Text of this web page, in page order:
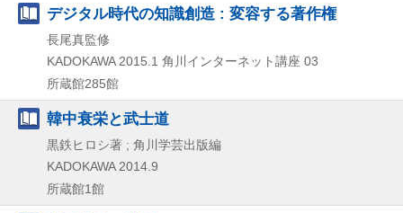
デジタル時代の知識創造 : 変容する著作権
長尾真監修
KADOKAWA 2015.1 角川インターネット講座 03
所蔵館285館
韓中衰栄と武士道
黒鉄ヒロシ著 ; 角川学芸出版編
KADOKAWA 2014.9
所蔵館1館